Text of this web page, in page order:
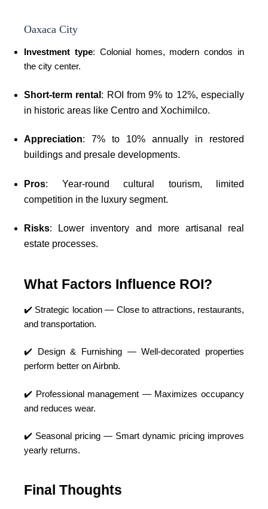
Oaxaca City
Investment type: Colonial homes, modern condos in
the city center.
Short-term rental : ROI from 9% to 12%, especially
in historic areas like Centro and Xochimilco.
Appreciation: 7% to 10% annually in restored
buildings and presale developments.
Pros: Year-round cultural tourism, limited
competition in the luxury segment.
Risks: Lower inventory and more artisanal real
estate processes.
What Factors Influence ROI?
✔️ Strategic location — Close to attractions, restaurants,
and transportation.
✔️ Design & Furnishing — Well-decorated properties
perform better on Airbnb.
✔️ Professional management — Maximizes occupancy
and reduces wear.
✔️ Seasonal pricing — Smart dynamic pricing improves
yearly returns.
Final Thoughts